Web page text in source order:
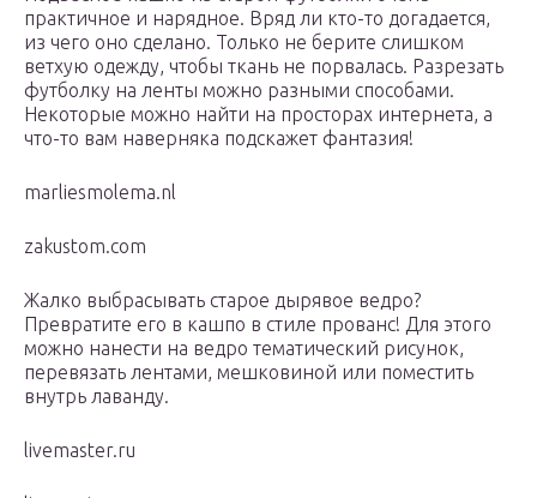
практичное и нарядное. Вряд ли кто-то догадается,
из чего оно сделано. Только не берите слишком
ветхую одежду, чтобы ткань не порвалась. Разрезать
футболку на ленты можно разными способами.
Некоторые можно найти на просторах интернета, а
что-то вам наверняка подскажет фантазия!
marliesmolema.nl
zakustom.com
Жалко выбрасывать старое дырявое ведро?
Превратите его в кашпо в стиле прованс! Для этого
можно нанести на ведро тематический рисунок,
перевязать лентами, мешковиной или поместить
внутрь лаванду.
livemaster.ru